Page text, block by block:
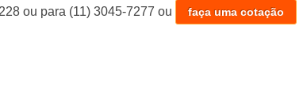
ou para (11) 3045-7277 ou faça uma cotação